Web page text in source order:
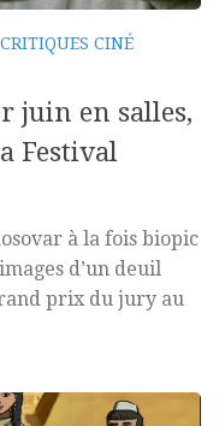
CRITIQUES CINÉ
juin en salles,
Festival
à la fois biopic
d’un deuil
prix du jury au